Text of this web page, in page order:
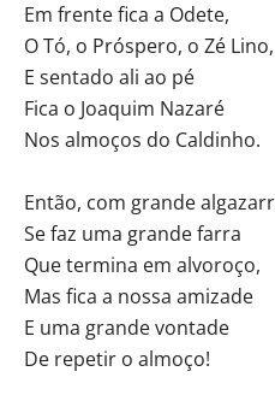
Em frente fica a Odete,
O Tó, o Próspero, o Zé Lino,
E sentado ali ao pé
Fica o Joaquim Nazaré
Nos almoços do Caldinho.
Então, com grande
Se faz uma grande farra
Que termina em alvoroço,
Mas fica a nossa amizade
E uma grande vontade
De repetir o almoço!